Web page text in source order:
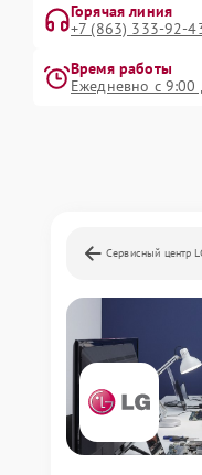
Горячая линия
+7 (863) 333-92-
Время работы
Ежедневно с 9:00
Сервисный центр